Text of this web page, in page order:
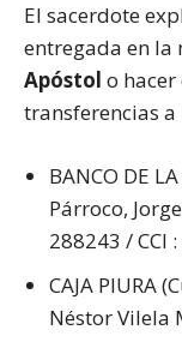
El sacerdote
entregada en la
Apóstol o
transferencias
BANCO DE
Párroco,
288243 / CCI
CAJA PIURA
Néstor Vilela